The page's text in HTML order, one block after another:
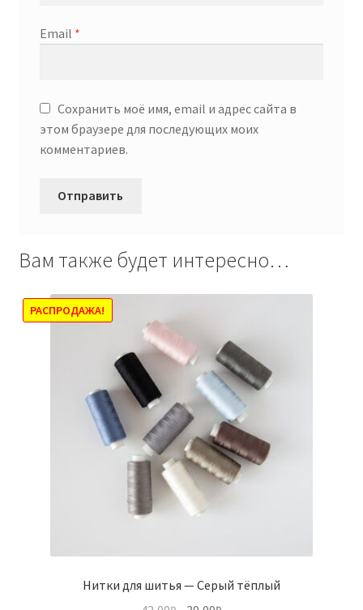
Email *
Сохранить моё имя, email и адрес сайта в
этом браузере для последующих моих
комментариев.
Вам также будет интересно…
Нитки для шитья — Серый тёплый
РАСПРОДАЖА!